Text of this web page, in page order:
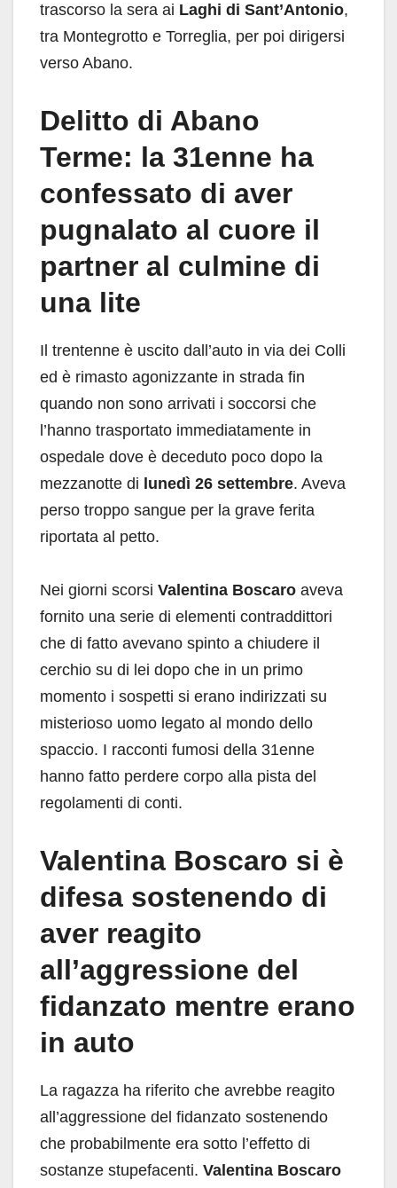
trascorso la sera ai Laghi di Sant’Antonio,
tra Montegrotto e Torreglia, per poi dirigersi
verso Abano.
Delitto di Abano
Terme: la 31enne ha
confessato di aver
pugnalato al cuore il
partner al culmine di
una lite
Il trentenne è uscito dall’auto in via dei Colli
ed è rimasto agonizzante in strada fin
quando non sono arrivati i soccorsi che
l’hanno trasportato immediatamente in
ospedale dove è deceduto poco dopo la
mezzanotte di lunedì 26 settembre. Aveva
perso troppo sangue per la grave ferita
riportata al petto.
Nei giorni scorsi Valentina Boscaro aveva
fornito una serie di elementi contraddittori
che di fatto avevano spinto a chiudere il
cerchio su di lei dopo che in un primo
momento i sospetti si erano indirizzati su
misterioso uomo legato al mondo dello
spaccio. I racconti fumosi della 31enne
hanno fatto perdere corpo alla pista del
regolamenti di conti.
Valentina Boscaro si è
difesa sostenendo di
aver reagito
all’aggressione del
fidanzato mentre erano
in auto
La ragazza ha riferito che avrebbe reagito
all’aggressione del fidanzato sostenendo
che probabilmente era sotto l’effetto di
sostanze stupefacenti. Valentina Boscaro